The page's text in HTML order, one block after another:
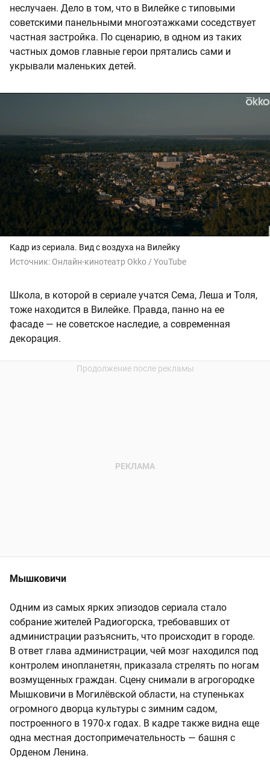
неслучаен. Дело в том, что в Вилейке с типовыми
советскими панельными многоэтажками соседствует
частная застройка. По сценарию, в одном из таких
частных домов главные герои прятались сами и
укрывали маленьких детей.
Кадр из сериала. Вид с воздуха на Вилейку
Источник: Онлайн-кинотеатр Okko / YouTube
Школа, в которой в сериале учатся Сема, Леша и Толя,
тоже находится в Вилейке. Правда, панно на ее
фасаде — не советское наследие, а современная
декорация.
Мышковичи
Одним из самых ярких эпизодов сериала стало
собрание жителей Радиогорска, требовавших от
администрации разъяснить, что происходит в городе.
В ответ глава администрации, чей мозг находился под
контролем инопланетян, приказала стрелять по ногам
возмущенных граждан. Сцену снимали в агрогородке
Мышковичи в Могилёвской области, на ступеньках
огромного дворца культуры с зимним садом,
построенного в 1970-х годах. В кадре также видна еще
одна местная достопримечательность — башня с
Орденом Ленина.